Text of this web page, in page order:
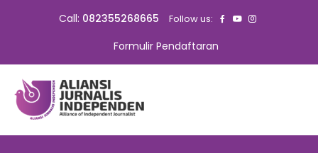
Call: 082355268665 Follow us:
Formulir Pendaftaran